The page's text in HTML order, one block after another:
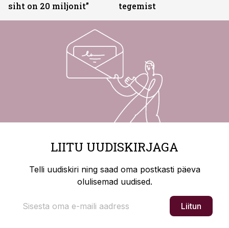
siht on 20 miljonit”
tegemist
LIITU UUDISKIRJAGA
Telli uudiskiri ning saad oma postkasti päeva
olulisemad uudised.
Liitun